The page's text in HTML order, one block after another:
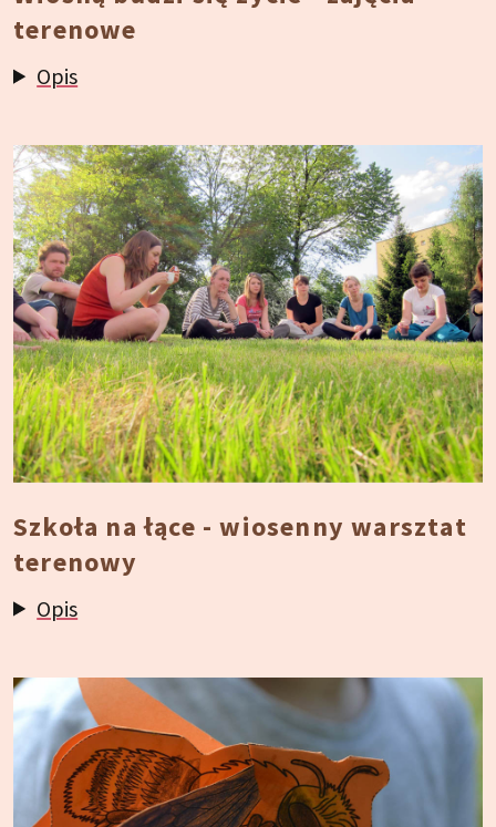
terenowe
Opis
Szkoła na łące - wiosenny warsztat
terenowy
Opis